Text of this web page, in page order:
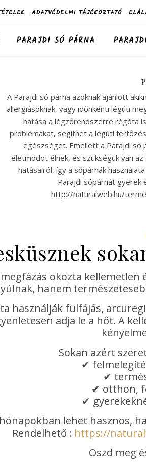
ADATVÉDELMI TÁJÉKOZTATÓ
PARAJDI SÓ PÁRNA
A Parajdi só párna azoknak ajánlott
allergiásoknak, vagy időnkénti légúti
hatása a légzőrendszerre régóta
problémákat, segíthet a légúti
egészséget. Emellett a Parajdi só
életmódot élnek, és szükségük van
hatásairól, így a sópárnák
Parajdi sópárnát gyerek
http://naturalweb.hu/
okozta
hanem
használják fülfájás,
adja le a hőt. A
Sokan azért
✔
✔
✔ otthon,
✔
lehet hasznos,
Rendelhető : https://
Oszd meg